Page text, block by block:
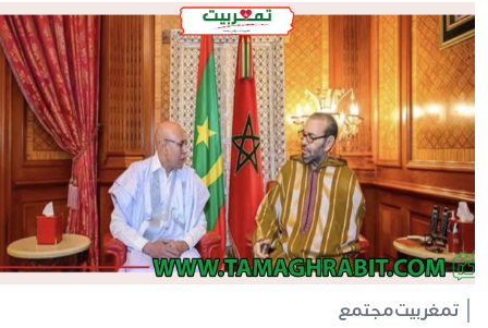
تمغربيتمجتمع